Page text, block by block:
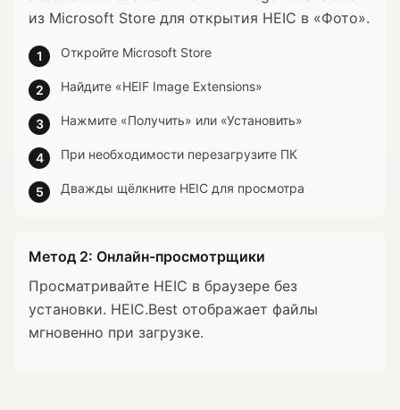
из Microsoft Store для открытия HEIC в «Фото».
1 Откройте Microsoft Store
2 Найдите «HEIF Image Extensions»
3 Нажмите «Получить» или «Установить»
4 При необходимости перезагрузите ПК
5 Дважды щёлкните HEIC для просмотра
Метод 2: Онлайн-просмотрщики
Просматривайте HEIC в браузере без
установки. HEIC.Best отображает файлы
мгновенно при загрузке.